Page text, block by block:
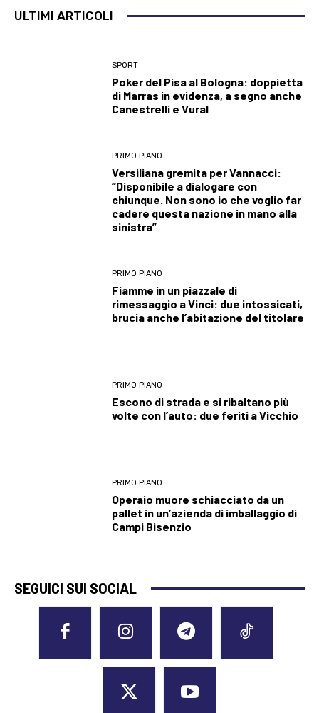
ULTIMI ARTICOLI
SPORT
Poker del Pisa al Bologna: doppietta
di Marras in evidenza, a segno anche
Canestrelli e Vural
PRIMO PIANO
Versiliana gremita per Vannacci:
“Disponibile a dialogare con
chiunque. Non sono io che voglio far
cadere questa nazione in mano alla
sinistra”
PRIMO PIANO
Fiamme in un piazzale di
rimessaggio a Vinci: due intossicati,
brucia anche l’abitazione del titolare
PRIMO PIANO
Escono di strada e si ribaltano più
volte con l’auto: due feriti a Vicchio
PRIMO PIANO
Operaio muore schiacciato da un
pallet in un’azienda di imballaggio di
Campi Bisenzio
SEGUICI SUI SOCIAL